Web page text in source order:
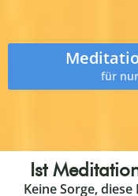
für
Ist
Keine Sorge,